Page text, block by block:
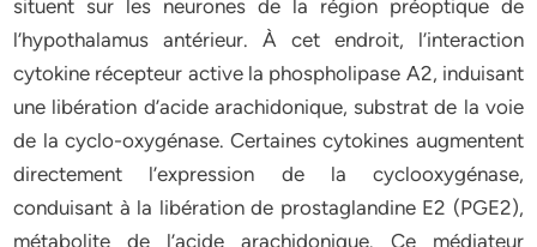
situent sur les neurones de la région préoptique de
l’hypothalamus antérieur. À cet endroit, l’interaction
cytokine récepteur active la phospholipase A2, induisant
une libération d’acide arachidonique, substrat de la voie
de la cyclo-oxygénase. Certaines cytokines augmentent
directement l’expression de la cyclooxygénase,
conduisant à la libération de prostaglandine E2 (PGE2),
métabolite de l’acide arachidonique. Ce médiateur